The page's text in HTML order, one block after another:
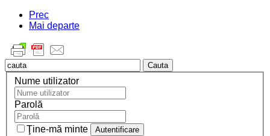
Prec
Mai departe
Cauta
Nume utilizator
Parolă
Ţine-mă minte